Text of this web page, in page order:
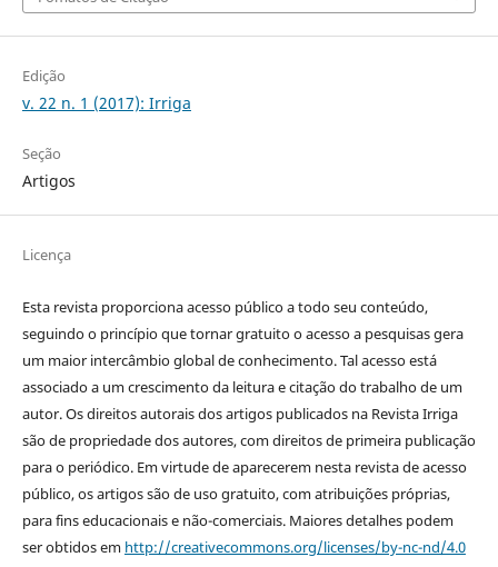
Edição
v. 22 n. 1 (2017): Irriga
Seção
Artigos
Licença
Esta revista proporciona acesso público a todo seu conteúdo,
seguindo o princípio que tornar gratuito o acesso a pesquisas gera
um maior intercâmbio global de conhecimento. Tal acesso está
associado a um crescimento da leitura e citação do trabalho de um
autor. Os direitos autorais dos artigos publicados na Revista Irriga
são de propriedade dos autores, com direitos de primeira publicação
para o periódico. Em virtude de aparecerem nesta revista de acesso
público, os artigos são de uso gratuito, com atribuições próprias,
para fins educacionais e não-comerciais. Maiores detalhes podem
ser obtidos em http://creativecommons.org/licenses/by-nc-nd/4.0